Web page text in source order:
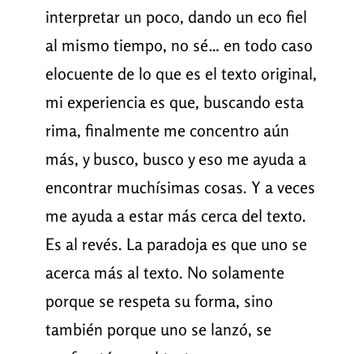
interpretar un poco, dando un eco fiel
al mismo tiempo, no sé… en todo caso
elocuente de lo que es el texto original,
mi experiencia es que, buscando esta
rima, finalmente me concentro aún
más, y busco, busco y eso me ayuda a
encontrar muchísimas cosas. Y a veces
me ayuda a estar más cerca del texto.
Es al revés. La paradoja es que uno se
acerca más al texto. No solamente
porque se respeta su forma, sino
también porque uno se lanzó, se